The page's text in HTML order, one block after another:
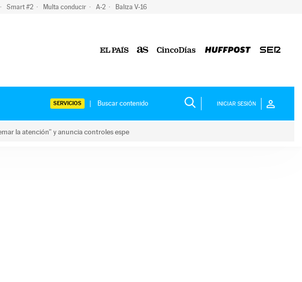
Smart #2 Multa conducir A-2 Baliza V-16
SERVICIOS INICIAR SESIÓN
la atención” y anuncia controles espe